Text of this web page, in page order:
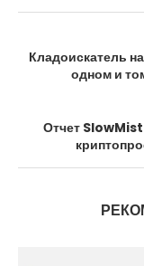
Кладоискатель
одном и
Отчет